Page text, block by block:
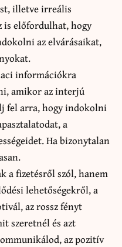
illetve irreális
is előfordulhat, hogy
az elvárásaikat,
információkra
amikor az interjú
fel arra, hogy indokolni
a
Ha bizonytalan
a fizetésről szól, hanem
lehetőségekről, a
az rossz fényt
szeretnél és azt
az pozitív